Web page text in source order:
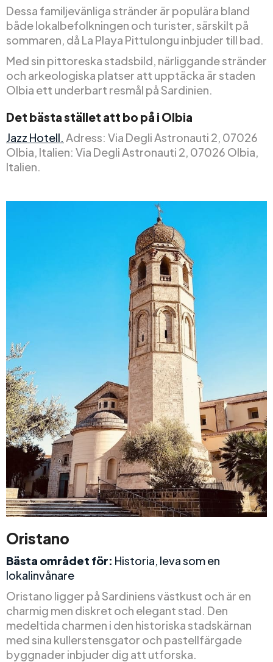
Dessa familjevänliga stränder är populära bland
både lokalbefolkningen och turister, särskilt på
sommaren, då La Playa Pittulongu inbjuder till bad.
Med sin pittoreska stadsbild, närliggande stränder
och arkeologiska platser att upptäcka är staden
Olbia ett underbart resmål på Sardinien.
Det bästa stället att bo på i Olbia
Jazz Hotell. Adress: Via Degli Astronauti 2, 07026
Olbia, Italien: Via Degli Astronauti 2, 07026 Olbia,
Italien.
Oristano
Bästa området för: Historia, leva som en
lokalinvånare
Oristano ligger på Sardiniens västkust och är en
charmig men diskret och elegant stad. Den
medeltida charmen i den historiska stadskärnan
med sina kullerstensgator och pastellfärgade
byggnader inbjuder dig att utforska.